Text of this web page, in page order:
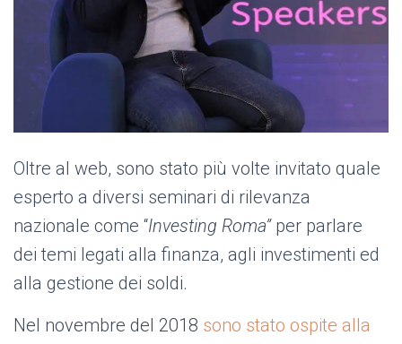
Oltre al web, sono stato più volte invitato quale
esperto a diversi seminari di rilevanza
nazionale come “Investing Roma”per parlare
dei temi legati alla finanza, agli investimenti ed
alla gestione dei soldi.
Nel novembre del 2018 sono stato ospite alla